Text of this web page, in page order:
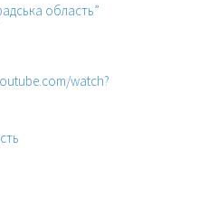
область”
watch?